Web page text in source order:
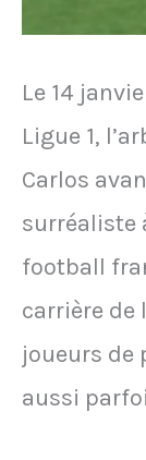
Le 14
Ligue 1,
Carlos
surréaliste
football
carrière de
joueurs de
aussi